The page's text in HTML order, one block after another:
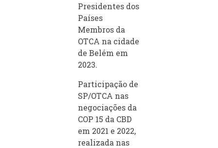
Presidentes dos
Países
Membros da
OTCA na cidade
de Belém em
2023.
Participação de
SP/OTCA nas
negociações da
COP 15 da CBD
em 2021 e 2022,
realizada nas